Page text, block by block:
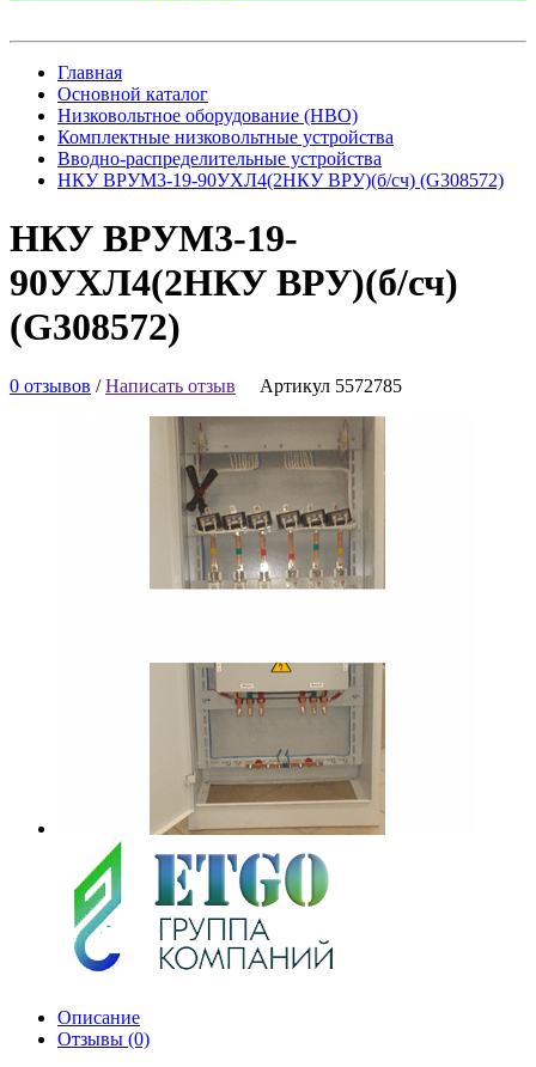
Главная
Основной каталог
Низковольтное оборудование (НВО)
Комплектные низковольтные устройства
Вводно-распределительные устройства
НКУ ВРУМ3-19-90УХЛ4(2НКУ ВРУ)(б/сч) (G308572)
НКУ ВРУМ3-19-
90УХЛ4(2НКУ ВРУ)(б/сч)
(G308572)
0 отзывов /Написать отзыв Артикул 5572785
Описание
Отзывы (0)